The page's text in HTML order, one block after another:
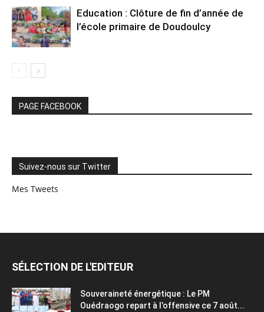
Education : Clôture de fin d’année de
l’école primaire de Doudoulcy
PAGE FACEBOOK
Suivez-nous sur Twitter
Mes Tweets
SÉLECTION DE L'EDITEUR
Souveraineté énergétique : Le PM
Ouédraogo repart à l’offensive ce 7 août...